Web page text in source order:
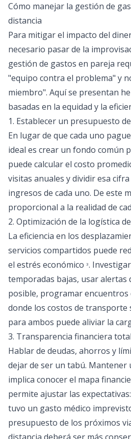
Cómo manejar la gestión de
distancia
Para mitigar el impacto del
necesario pasar de la
gestión de gastos en pareja
"equipo contra el problema" y
miembro". Aquí se presentan
basadas en la equidad y la
1. Establecer un presupuesto
En lugar de que cada uno
ideal es crear un fondo común
puede calcular el costo
visitas anuales y dividir esa
ingresos de cada uno. De este
proporcional a la realidad de
2. Optimización de la logística
La eficiencia en los
servicios compartidos puede
el estrés económico 3.
temporadas bajas, usar alertas
posible, programar
donde los costos de transporte
para ambos puede aliviar la
3. Transparencia financiera total
Hablar de deudas, ahorros y
dejar de ser un tabú. Mantener
implica conocer el mapa
permite ajustar las
tuvo un gasto médico
presupuesto de los próximos